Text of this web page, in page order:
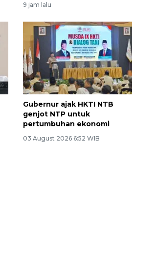
9 jam lalu
Gubernur ajak HKTI NTB
genjot NTP untuk
pertumbuhan ekonomi
03 August 2026 6:52 WIB